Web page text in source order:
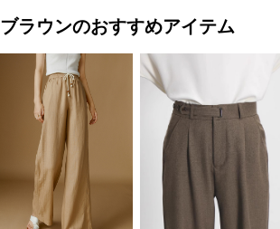
ブラウンのおすすめアイテム